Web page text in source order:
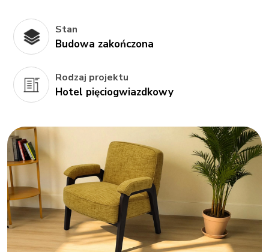
Stan
Budowa zakończona
Rodzaj projektu
Hotel pięciogwiazdkowy